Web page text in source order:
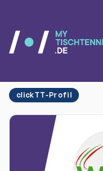
clickTT-Profil